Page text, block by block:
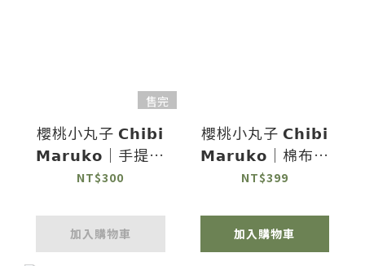
售完
櫻桃小丸子 𝗖𝗵𝗶𝗯𝗶
𝗠𝗮𝗿𝘂𝗸𝗼｜手提洗
衣袋
NT$300
加入購物車
櫻桃小丸子 𝗖𝗵𝗶𝗯𝗶
𝗠𝗮𝗿𝘂𝗸𝗼｜棉布手
提袋
NT$399
加入購物車